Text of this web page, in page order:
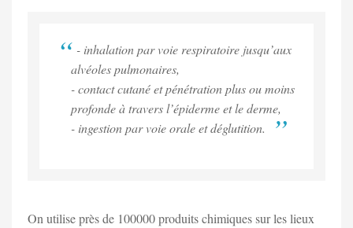
- inhalation par voie respiratoire jusqu’aux
alvéoles pulmonaires,
- contact cutané et pénétration plus ou moins
profonde à travers l’épiderme et le derme,
- ingestion par voie orale et déglutition.
On utilise près de 100000 produits chimiques sur les lieux